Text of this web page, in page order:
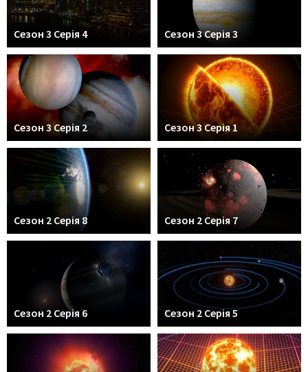
Сезон 3 Серія 4 Сезон 3 Серія 3
Сезон 3 Серія 2 Сезон 3 Серія 1
Сезон 2 Серія 8 Сезон 2 Серія 7
Сезон 2 Серія 6 Сезон 2 Серія 5